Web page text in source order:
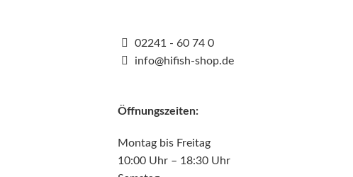
02241 - 60 74 0
info@hifish-shop.de
Öffnungszeiten:
Montag bis Freitag
10:00 Uhr – 18:30 Uhr